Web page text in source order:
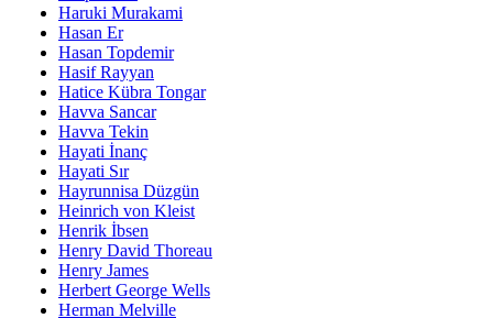
Haruki Murakami
Hasan Er
Hasan Topdemir
Hasif Rayyan
Hatice Kübra Tongar
Havva Sancar
Havva Tekin
Hayati İnanç
Hayati Sır
Hayrunnisa Düzgün
Heinrich von Kleist
Henrik İbsen
Henry David Thoreau
Henry James
Herbert George Wells
Herman Melville